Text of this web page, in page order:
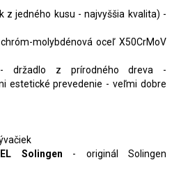
z jedného kusu - najvyššia kvalita) -
molybdénová oceľ X50CrMoV
držadlo z prírodného dreva -
estetické prevedenie - veľmi dobre
Solingen - originál Solingen